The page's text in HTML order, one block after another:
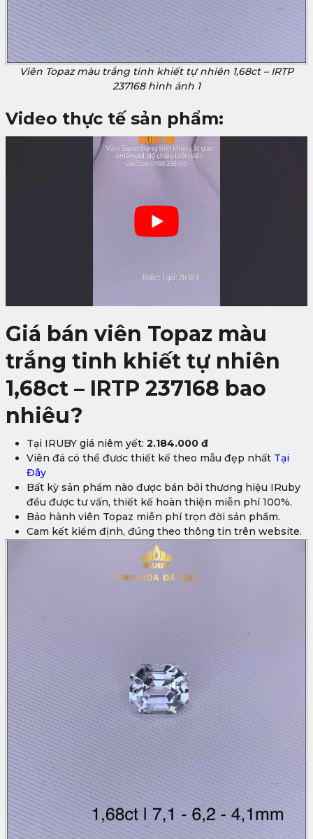
Viên Topaz màu trắng tinh khiết tự nhiên 1,68ct – IRTP
237168 hình ảnh 1
Video thực tế sản phẩm:
Giá bán viên Topaz màu
trắng tinh khiết tự nhiên
1,68ct – IRTP 237168 bao
nhiêu?
Tại IRUBY giá niêm yết: 2.184.000 đ
Viên đá có thể đươc thiết kế theo mẫu đẹp nhất Tại
Đây
Bất kỳ sản phẩm nào được bán bởi thương hiệu IRuby
đều được tư vấn, thiết kế hoàn thiện miễn phí 100%.
Bảo hành viên Topaz miễn phí trọn đời sản phẩm.
Cam kết kiểm định, đúng theo thông tin trên website.